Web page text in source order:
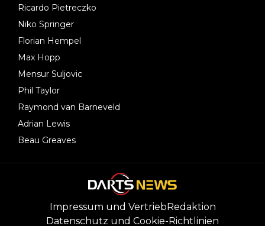
Ricardo Pietreczko
Niko Springer
Florian Hempel
Max Hopp
Mensur Suljovic
Phil Taylor
Raymond van Barneveld
Adrian Lewis
Beau Greaves
Impressum und VertriebRedaktion
Datenschutz und Cookie-Richtlinien